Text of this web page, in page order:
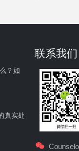
？如
真实处
联系我们